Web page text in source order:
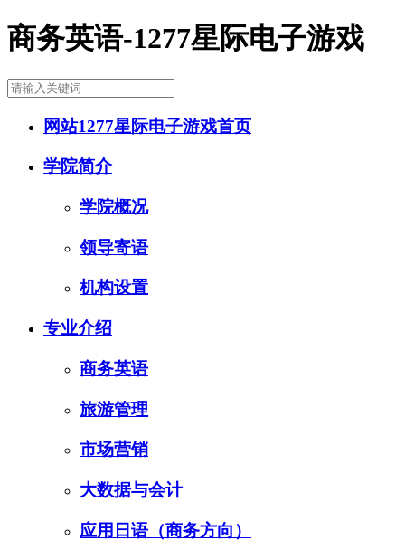
商务英语-1277星际电子游戏
网站1277星际电子游戏首页
学院简介
学院概况
领导寄语
机构设置
专业介绍
商务英语
旅游管理
市场营销
大数据与会计
应用日语（商务方向）